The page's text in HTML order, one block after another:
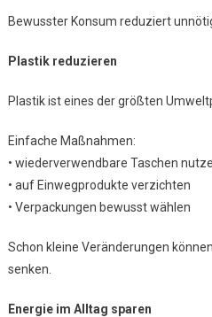
Bewusster Konsum reduziert
Plastik reduzieren
Plastik ist eines der größten
Einfache Maßnahmen:
• wiederverwendbare Taschen
• auf Einwegprodukte verzichten
• Verpackungen bewusst wählen
Schon kleine Veränderungen
senken.
Energie im Alltag sparen